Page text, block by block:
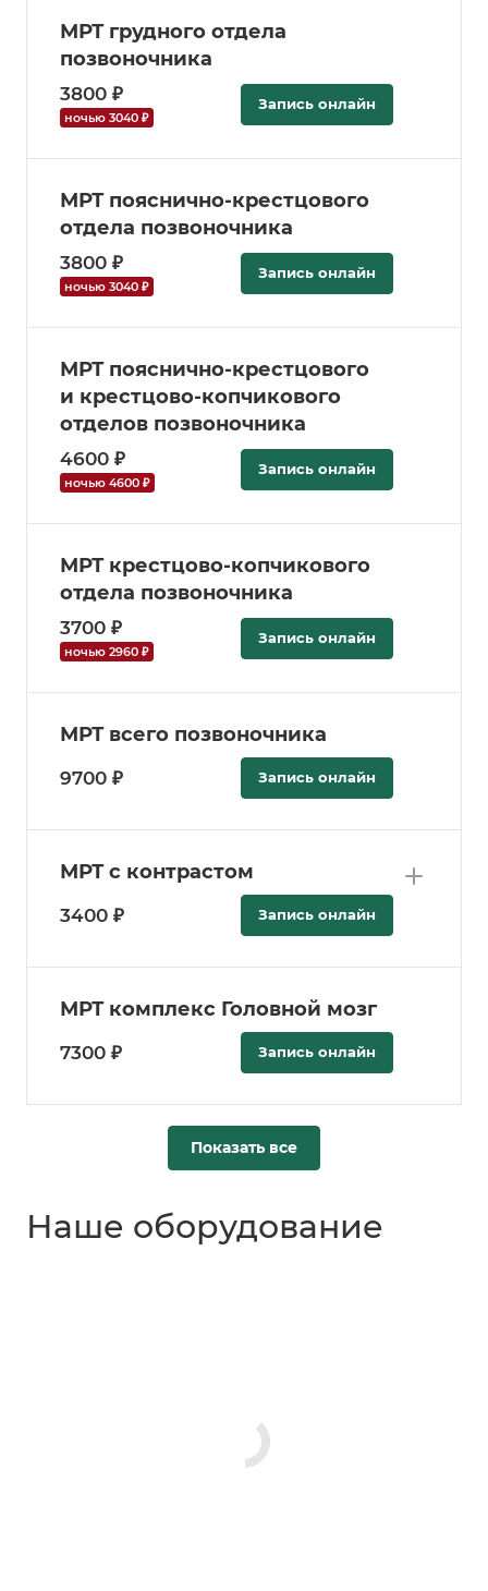
МРТ грудного отдела
позвоночника
3800 ₽
ночью 3040 ₽
Запись онлайн
МРТ пояснично-крестцового
отдела позвоночника
3800 ₽
ночью 3040 ₽
Запись онлайн
МРТ пояснично-крестцового
и крестцово-копчикового
отделов позвоночника
4600 ₽
ночью 4600 ₽
Запись онлайн
МРТ крестцово-копчикового
отдела позвоночника
3700 ₽
ночью 2960 ₽
Запись онлайн
МРТ всего позвоночника
9700 ₽ Запись онлайн
МРТ с контрастом
3400 ₽ Запись онлайн
МРТ комплекс Головной мозг
7300 ₽ Запись онлайн
Показать все
Наше оборудование